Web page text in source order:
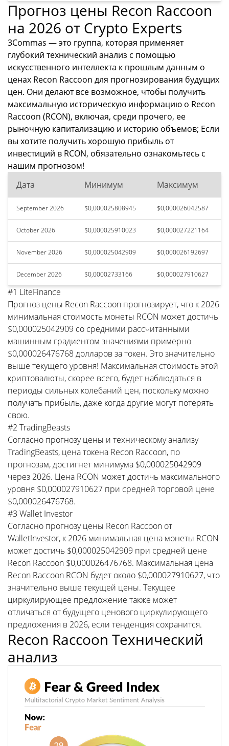
Прогноз цены Recon Raccoon
на 2026 от Crypto Experts
3Commas — это группа, которая применяет
глубокий технический анализ с помощью
искусственного интеллекта к прошлым данным о
ценах Recon Raccoon для прогнозирования будущих
цен. Они делают все возможное, чтобы получить
максимальную историческую информацию о Recon
Raccoon (RCON), включая, среди прочего, ее
рыночную капитализацию и историю объемов; Если
вы хотите получить хорошую прибыль от
инвестиций в RCON, обязательно ознакомьтесь с
нашим прогнозом!
Дата
Минимум Максимум
September 2026 $0,000025808945 $0,000026042587
October 2026 $0,000025910023 $0,000027221164
November 2026 $0,000025042909 $0,000026192697
December 2026 $0,00002733166 $0,000027910627
#1 LiteFinance
Прогноз цены Recon Raccoon прогнозирует, что к 2026
минимальная стоимость монеты RCON может достичь
$0,000025042909 со средними рассчитанными
машинным градиентом значениями примерно
$0,000026476768 долларов за токен. Это значительно
выше текущего уровня! Максимальная стоимость этой
криптовалюты, скорее всего, будет наблюдаться в
периоды сильных колебаний цен, поскольку можно
получать прибыль, даже когда другие могут потерять
свою.
#2 TradingBeasts
Согласно прогнозу цены и техническому анализу
TradingBeasts, цена токена Recon Raccoon, по
прогнозам, достигнет минимума $0,000025042909
через 2026. Цена RCON может достичь максимального
уровня $0,000027910627 при средней торговой цене
$0,000026476768.
#3 Wallet Investor
Согласно прогнозу цены Recon Raccoon от
WalletInvestor, к 2026 минимальная цена монеты RCON
может достичь $0,000025042909 при средней цене
Recon Raccoon $0,000026476768. Максимальная цена
Recon Raccoon RCON будет около $0,000027910627, что
значительно выше текущей цены. Текущее
циркулирующее предложение также может
отличаться от будущего ценового циркулирующего
предложения в 2026, если тенденция сохранится.
Recon Raccoon Технический
анализ